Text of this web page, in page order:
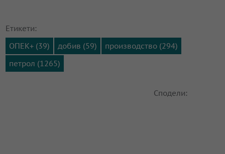
Етикети:
ОПЕК+ (39)
добив (59)
производство (294)
петрол (1265)
Сподели: